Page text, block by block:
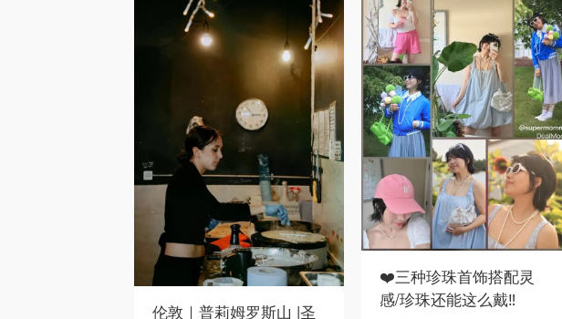
伦敦｜普莉姆罗斯山 |圣
❤️三种珍珠首饰搭配灵
感/珍珠还能这么戴‼️